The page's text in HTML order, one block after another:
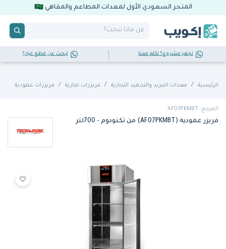
المتجر السعودي الأول لمعدات المطاعم والمقاهي
تجهز مشروع؟ تكلم معنا تبحث عن قطع غيار؟
الرئيسية معدات التبريد والتجميد التجارية فريزرات تجارية فريزرات عمودية
المرجع: AF07PKMBT
فريزر عمودية (AF07PKMBT) من تكنودوم - 700لتر